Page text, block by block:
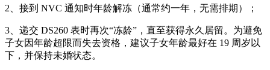
2、接到 NVC 通知时年龄解冻（通常约一年，无需排期）；
3、递交 DS260 表时再次“冻龄”，直至获得永久居留。为避免
子女因年龄超限而失去资格，建议子女年龄最好在 19 周岁以
下，并保持未婚状态。